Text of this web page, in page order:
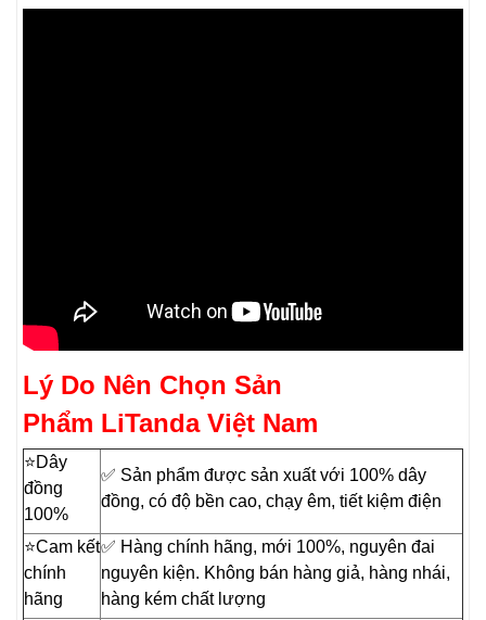
Lý Do Nên Chọn Sản
Phẩm LiTanda Việt Nam
⭐️Dây
đồng
100%
✅ Sản phẩm được sản xuất với 100% dây
đồng, có độ bền cao, chạy êm, tiết kiệm điện
⭐️Cam kết
chính
hãng
✅ Hàng chính hãng, mới 100%, nguyên đai
nguyên kiện. Không bán hàng giả, hàng nhái,
hàng kém chất lượng